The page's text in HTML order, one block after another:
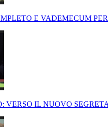
E VADEMECUM
VERSO IL NUOVO